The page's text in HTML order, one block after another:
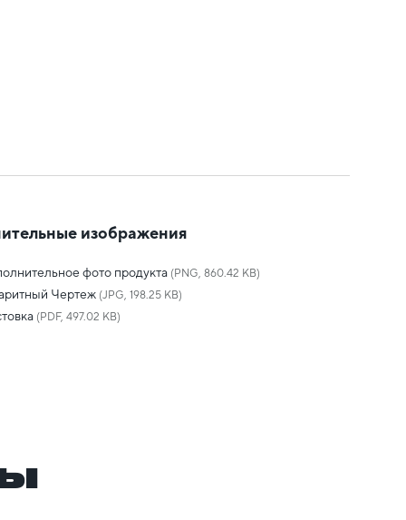
изображения
фото продукта (PNG, 860.42 KB)
Чертеж (JPG, 198.25 KB)
(PDF, 497.02 KB)